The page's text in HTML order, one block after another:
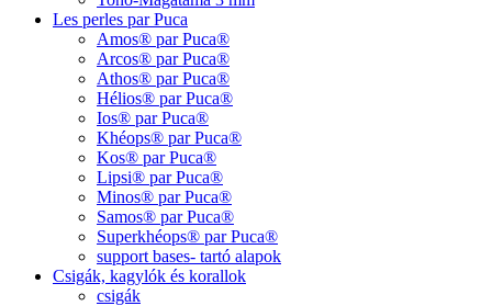
Les perles par Puca
Amos® par Puca®
Arcos® par Puca®
Athos® par Puca®
Hélios® par Puca®
Ios® par Puca®
Khéops® par Puca®
Kos® par Puca®
Lipsi® par Puca®
Minos® par Puca®
Samos® par Puca®
Superkhéops® par Puca®
support bases- tartó alapok
Csigák, kagylók és korallok
csigák